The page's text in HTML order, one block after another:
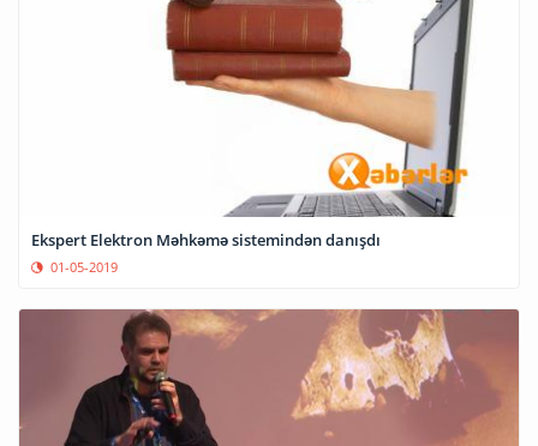
Ekspert Elektron Məhkəmə sistemindən danışdı
01-05-2019